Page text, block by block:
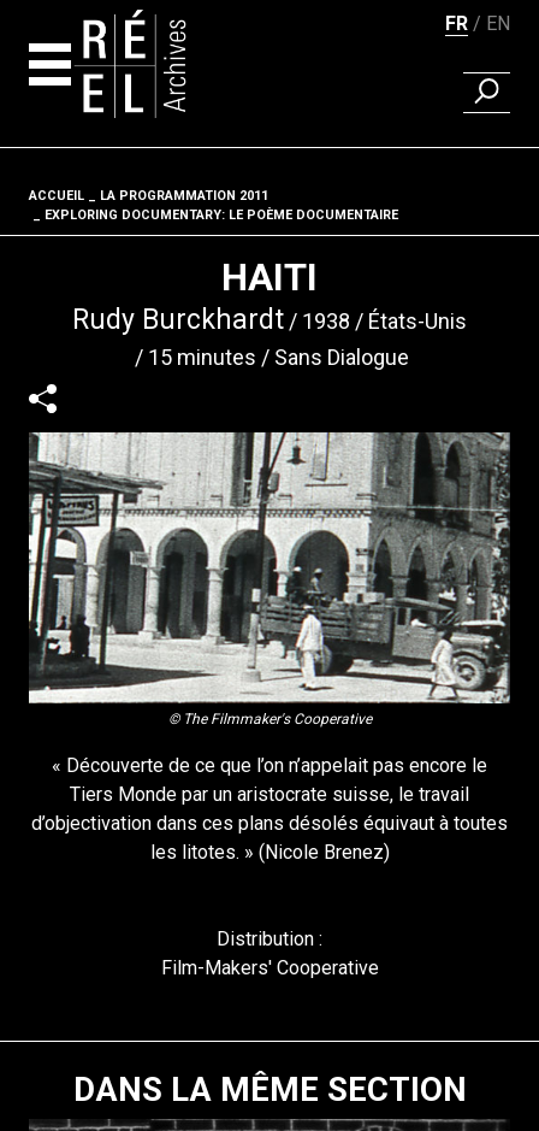
FR EN
ACCUEIL
LA PROGRAMMATION 2011
EXPLORING DOCUMENTARY: LE POÈME DOCUMENTAIRE
HAITI
Rudy Burckhardt 1938
États-Unis
15 minutes
Sans Dialogue
© The Filmmaker's Cooperative
« Découverte de ce que l’on n’appelait pas encore le
Tiers Monde par un aristocrate suisse, le travail
d’objectivation dans ces plans désolés équivaut à toutes
les litotes. » (Nicole Brenez)
Distribution :
Film-Makers' Cooperative
DANS LA MÊME SECTION